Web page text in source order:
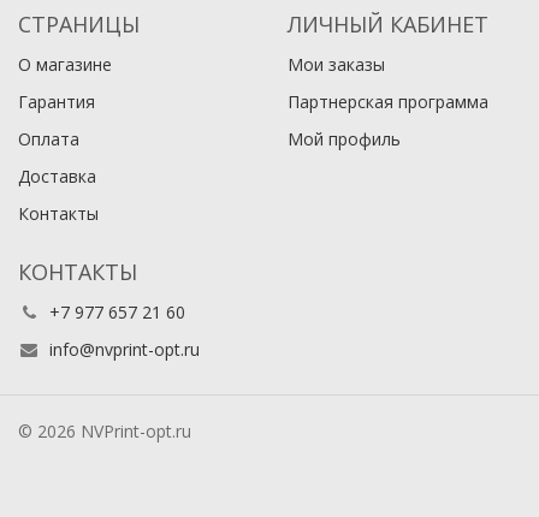
СТРАНИЦЫ
О магазине
Гарантия
Оплата
Доставка
Контакты
ЛИЧНЫЙ КАБИНЕТ
Мои заказы
Партнерская программа
Мой профиль
КОНТАКТЫ
+7 977 657 21 60
info@nvprint-opt.ru
© 2026 NVPrint-opt.ru